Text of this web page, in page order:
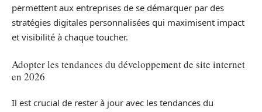
permettent aux entreprises de se démarquer par des
stratégies digitales personnalisées qui maximisent impact
et visibilité à chaque toucher.
Adopter les tendances du développement de site internet
en 2026
Il est crucial de rester à jour avec les tendances du